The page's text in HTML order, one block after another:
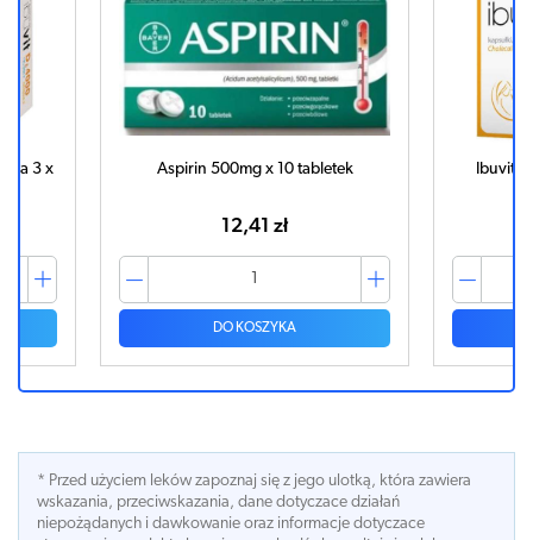
3 x Aspirin 500mg x 10 tabletek
12,41 zł
DO KOSZYKA
Ibuvit
* Przed użyciem leków zapoznaj się z jego ulotką, która zawiera
wskazania, przeciwskazania, dane dotyczace działań
niepożądanych i dawkowanie oraz informacje dotyczace